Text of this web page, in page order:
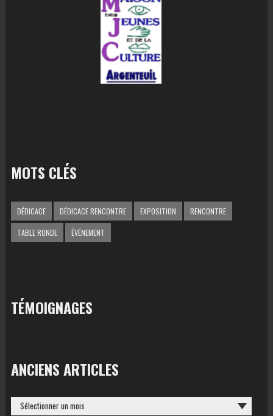
MOTS CLÉS
DÉDICACE DÉDICACE RENCONTRE EXPOSITION RENCONTRE
TABLE RONDE ÉVÉNEMENT
TÉMOIGNAGES
ANCIENS ARTICLES
ANCIENS